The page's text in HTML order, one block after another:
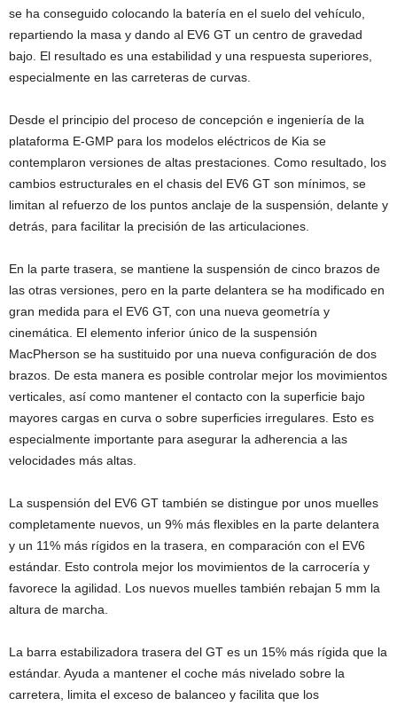
se ha conseguido colocando la batería en el suelo del vehículo,
repartiendo la masa y dando al EV6 GT un centro de gravedad
bajo. El resultado es una estabilidad y una respuesta superiores,
especialmente en las carreteras de curvas.
Desde el principio del proceso de concepción e ingeniería de la
plataforma E-GMP para los modelos eléctricos de Kia se
contemplaron versiones de altas prestaciones. Como resultado, los
cambios estructurales en el chasis del EV6 GT son mínimos, se
limitan al refuerzo de los puntos anclaje de la suspensión, delante y
detrás, para facilitar la precisión de las articulaciones.
En la parte trasera, se mantiene la suspensión de cinco brazos de
las otras versiones, pero en la parte delantera se ha modificado en
gran medida para el EV6 GT, con una nueva geometría y
cinemática. El elemento inferior único de la suspensión
MacPherson se ha sustituido por una nueva configuración de dos
brazos. De esta manera es posible controlar mejor los movimientos
verticales, así como mantener el contacto con la superficie bajo
mayores cargas en curva o sobre superficies irregulares. Esto es
especialmente importante para asegurar la adherencia a las
velocidades más altas.
La suspensión del EV6 GT también se distingue por unos muelles
completamente nuevos, un 9% más flexibles en la parte delantera
y un 11% más rígidos en la trasera, en comparación con el EV6
estándar. Esto controla mejor los movimientos de la carrocería y
favorece la agilidad. Los nuevos muelles también rebajan 5 mm la
altura de marcha.
La barra estabilizadora trasera del GT es un 15% más rígida que la
estándar. Ayuda a mantener el coche más nivelado sobre la
carretera, limita el exceso de balanceo y facilita que los